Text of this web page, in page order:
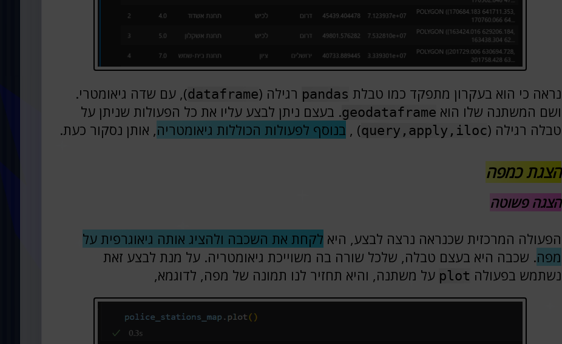
נראה כי הוא בעקרון מתפקד כמו טבלת pandas רגילה (dataframe), עם שדה גיאומטרי.
ושם המשתנה שלו הוא geodataframe. בעצם ניתן לבצע עליו את כל הפעולות שניתן על
טבלה רגילה (query,apply,iloc
) , בנוסף לפעולות הכוללות גיאומטריה, אותן נסקור כעת.
הצגת כמפה
הצגה פשוטה
הפעולה המרכזית שכנראה נרצה לבצע, היא לקחת את השכבה ולהציג אותה גיאוגרפית על
מפה. שכבה היא בעצם טבלה, שלכל שורה בה משוייכת גיאומטריה. על מנת לבצע זאת
נשתמש בפעולה plot על משתנה, והיא תחזיר לנו תמונה של מפה, לדוגמא,